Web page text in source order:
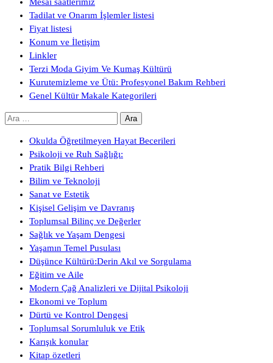
Mesai saatlerimiz
Tadilat ve Onarım İşlemler listesi
Fiyat listesi
Konum ve İletişim
Linkler
Terzi Moda Giyim Ve Kumaş Kültürü
Kurutemizleme ve Ütü: Profesyonel Bakım Rehberi
Genel Kültür Makale Kategorileri
Arama:
Okulda Öğretilmeyen Hayat Becerileri
Psikoloji ve Ruh Sağlığı:
Pratik Bilgi Rehberi
Bilim ve Teknoloji
Sanat ve Estetik
Kişisel Gelişim ve Davranış
Toplumsal Bilinç ve Değerler
Sağlık ve Yaşam Dengesi
Yaşamın Temel Pusulası
Düşünce Kültürü:Derin Akıl ve Sorgulama
Eğitim ve Aile
Modern Çağ Analizleri ve Dijital Psikoloji
Ekonomi ve Toplum
Dürtü ve Kontrol Dengesi
Toplumsal Sorumluluk ve Etik
Karışık konular
Kitap özetleri